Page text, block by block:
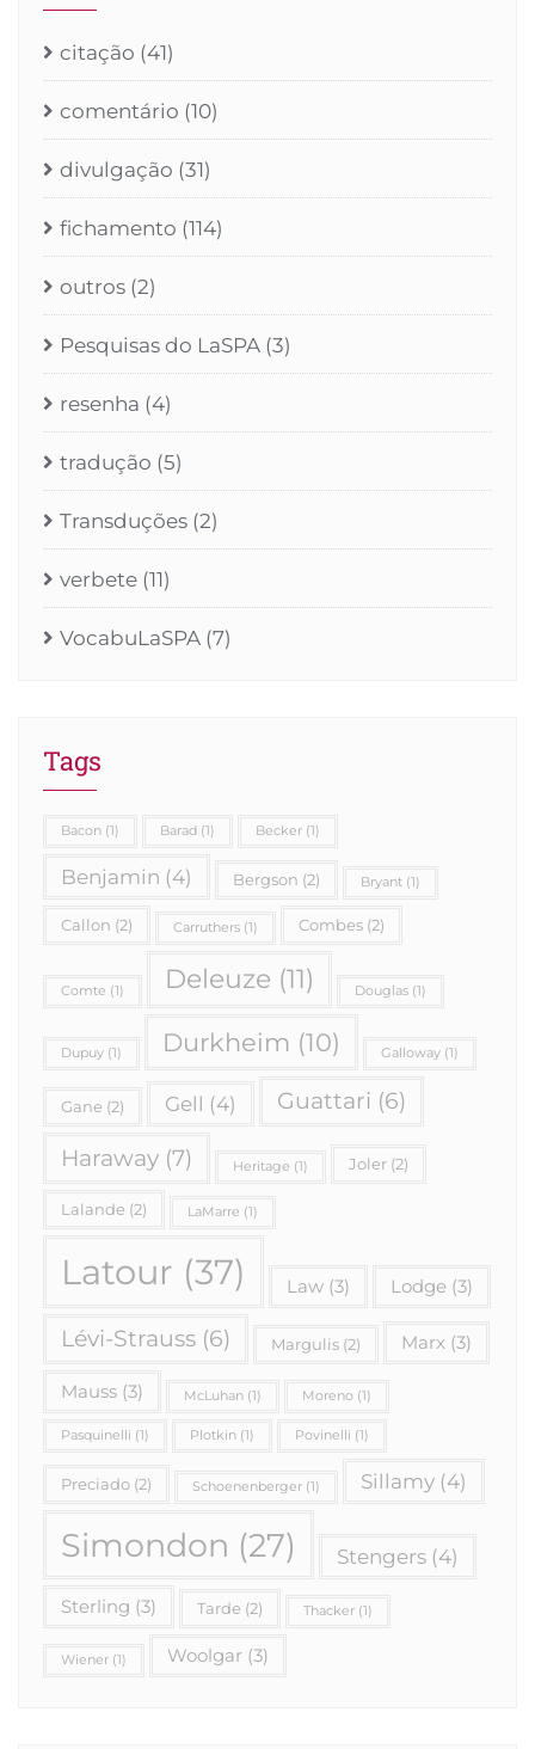
citação (41)
comentário (10)
divulgação (31)
fichamento (114)
outros (2)
Pesquisas do LaSPA (3)
resenha (4)
tradução (5)
Transduções (2)
verbete (11)
VocabuLaSPA (7)
Tags
Bacon (1) Barad (1) Becker (1)
Benjamin (4) Bergson (2) Bryant (1)
Callon (2) Carruthers (1) Combes (2)
Comte (1) Deleuze (11) Douglas (1)
Dupuy (1) Durkheim (10) Galloway (1)
Gane (2) Gell (4) Guattari (6)
Haraway (7) Heritage (1) Joler (2)
Lalande (2) LaMarre (1)
Latour (37) Law (3) Lodge (3)
Lévi-Strauss (6) Margulis (2) Marx (3)
Mauss (3) McLuhan (1) Moreno (1)
Pasquinelli (1) Plotkin (1) Povinelli (1)
Preciado (2) Schoenenberger (1) Sillamy (4)
Simondon (27) Stengers (4)
Sterling (3) Tarde (2) Thacker (1)
Wiener (1) Woolgar (3)